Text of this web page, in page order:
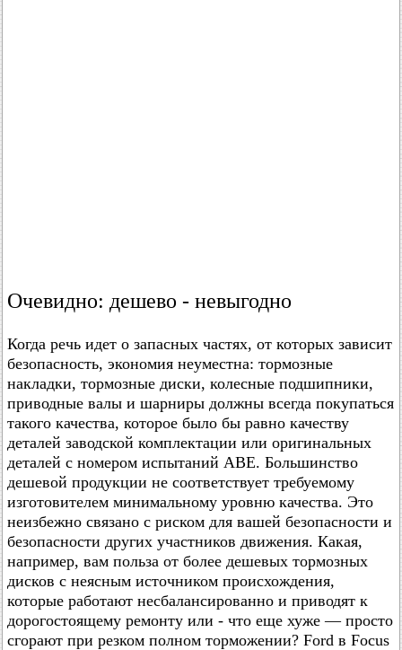
Очевидно: дешево - невыгодно
Когда речь идет о запасных частях, от которых зависит
безопасность, экономия неуместна: тормозные
накладки, тормозные диски, колесные подшипники,
приводные валы и шарниры должны всегда покупаться
такого качества, которое было бы равно качеству
деталей заводской комплектации или оригинальных
деталей с номером испытаний АВЕ. Большинство
дешевой продукции не соответствует требуемому
изготовителем минимальному уровню качества. Это
неизбежно связано с риском для вашей безопасности и
безопасности других участников движения. Какая,
например, вам польза от более дешевых тормозных
дисков с неясным источником происхождения,
которые работают несбалансированно и приводят к
дорогостоящему ремонту или - что еще хуже — просто
сгорают при резком полном торможении? Ford в Focus